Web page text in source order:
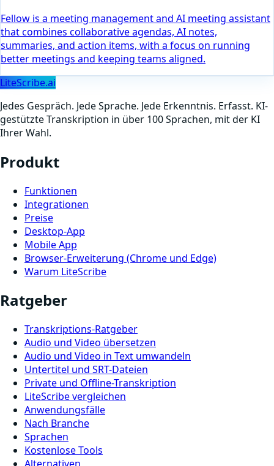
Fellow is a meeting management and AI meeting assistant
that combines collaborative agendas, AI notes,
summaries, and action items, with a focus on running
better meetings and keeping teams aligned.
LiteScribe.ai
Jedes Gespräch. Jede Sprache. Jede Erkenntnis. Erfasst. KI-
gestützte Transkription in über 100 Sprachen, mit der KI
Ihrer Wahl.
Produkt
Funktionen
Integrationen
Preise
Desktop-App
Mobile App
Browser-Erweiterung (Chrome und Edge)
Warum LiteScribe
Ratgeber
Transkriptions-Ratgeber
Audio und Video übersetzen
Audio und Video in Text umwandeln
Untertitel und SRT-Dateien
Private und Offline-Transkription
LiteScribe vergleichen
Anwendungsfälle
Nach Branche
Sprachen
Kostenlose Tools